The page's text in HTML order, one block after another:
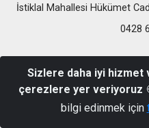
İstiklal Mahallesi Hükümet
0428
Sizlere daha iyi
çerezlere yer veriyoruz
bilgi edinmek için